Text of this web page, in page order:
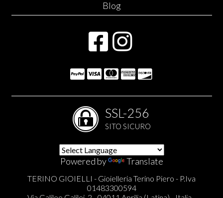
Blog
SSL-256
SITO SICURO
Powered by Translate
TERINO GIOIELLI - Gioielleria Terino Piero - P.Iva
01483300594